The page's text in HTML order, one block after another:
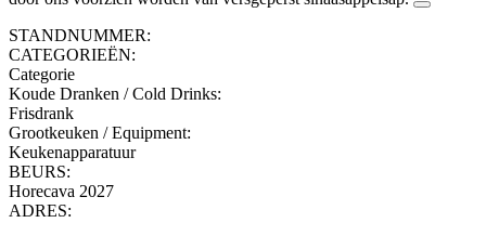
STANDNUMMER:
CATEGORIEËN:
Categorie
Koude Dranken / Cold Drinks:
Frisdrank
Grootkeuken / Equipment:
Keukenapparatuur
BEURS:
Horecava 2027
ADRES: